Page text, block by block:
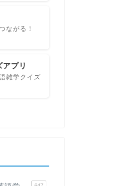
ながる！
プリ
雑学クイズ